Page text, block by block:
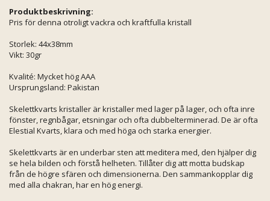
Produktbeskrivning:
Pris för denna otroligt vackra och kraftfulla kristall
Storlek: 44x38mm
Vikt: 30gr
Kvalité: Mycket hög AAA
Ursprungsland: Pakistan
Skelettkvarts kristaller är kristaller med lager på lager, och ofta inre
fönster, regnbågar, etsningar och ofta dubbelterminerad. De är ofta
Elestial Kvarts, klara och med höga och starka energier.
Skelettkvarts är en underbar sten att meditera med, den hjälper dig
se hela bilden och förstå helheten. Tillåter dig att motta budskap
från de högre sfären och dimensionerna. Den sammankopplar dig
med alla chakran, har en hög energi.